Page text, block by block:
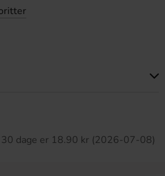
dage er 18.90 kr (2026-07-08)